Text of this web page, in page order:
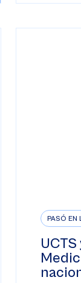
PASÓ EN